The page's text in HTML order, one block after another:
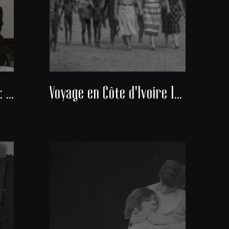
Docteur Alexis Banayan : Président du consistoire de la communauté juive de Bordeaux Voyage en Côte d'Ivoire 1951